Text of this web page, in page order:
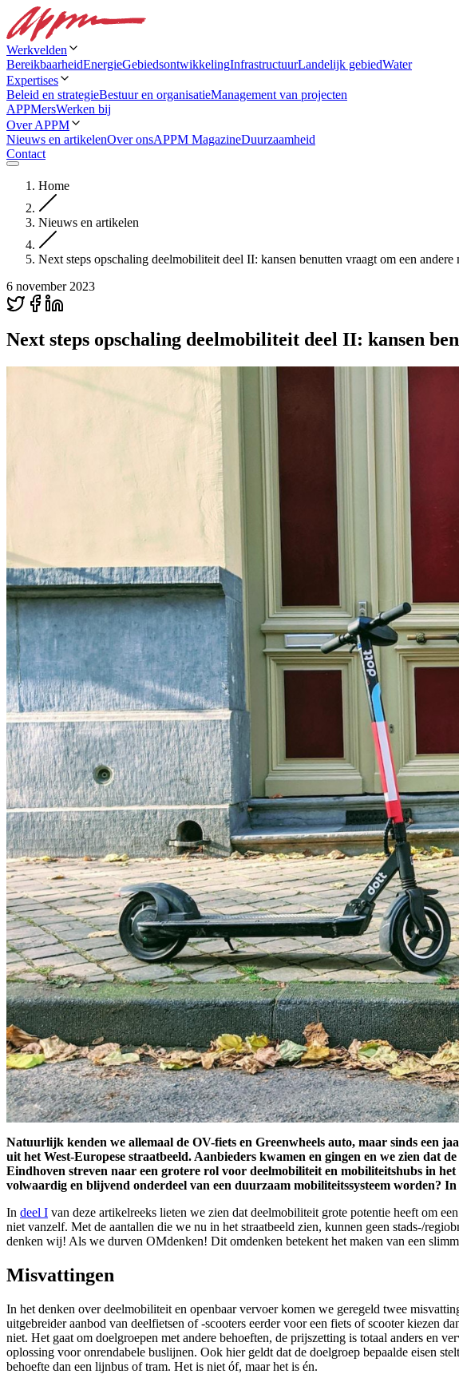
Werkvelden
BereikbaarheidEnergieGebiedsontwikkelingInfrastructuurLandelijk gebiedWater
Expertises
Beleid en strategieBestuur en organisatieManagement van projecten
APPMersWerken bij
Over APPM
Nieuws en artikelenOver onsAPPM MagazineDuurzaamheid
Contact
Home
Nieuws en artikelen
Next steps opschaling deelmobiliteit deel II: kansen benutten vraagt om een andere
6 november 2023
Next steps opschaling deelmobiliteit deel II: kansen
Natuurlijk kenden we allemaal de OV-fiets en Greenwheels auto, maar sinds een
uit het West-Europese straatbeeld. Aanbieders kwamen en gingen en we zien dat
Eindhoven streven naar een grotere rol voor deelmobiliteit en mobiliteitshubs in
volwaardig en blijvend onderdeel van een duurzaam mobiliteitssysteem worden?
In deel I van deze artikelreeks lieten we zien dat deelmobiliteit grote potentie heeft om
niet vanzelf. Met de aantallen die we nu in het straatbeeld zien, kunnen geen stads-/
denken wij! Als we durven OMdenken! Dit omdenken betekent het maken van een
Misvattingen
In het denken over deelmobiliteit en openbaar vervoer komen we geregeld twee
uitgebreider aanbod van deelfietsen of -scooters eerder voor een fiets of scooter kiezen
niet. Het gaat om doelgroepen met andere behoeften, de prijszetting is totaal anders en
oplossing voor onrendabele buslijnen. Ook hier geldt dat de doelgroep bepaalde eisen
behoefte dan een lijnbus of tram. Het is niet óf, maar het is én.